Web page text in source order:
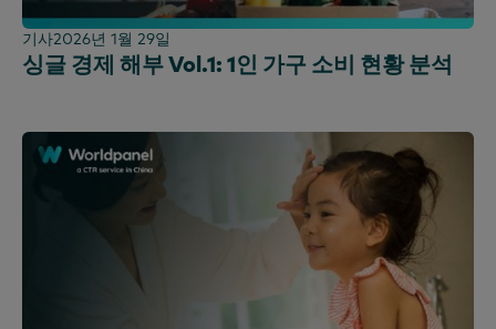
기사2026년 1월 29일
싱글 경제 해부 Vol.1: 1인 가구 소비 현황 분석